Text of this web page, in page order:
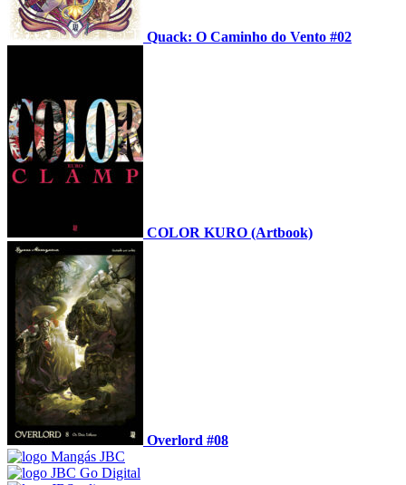
Quack: O Caminho do Vento #02
COLOR KURO (Artbook)
Overlord #08